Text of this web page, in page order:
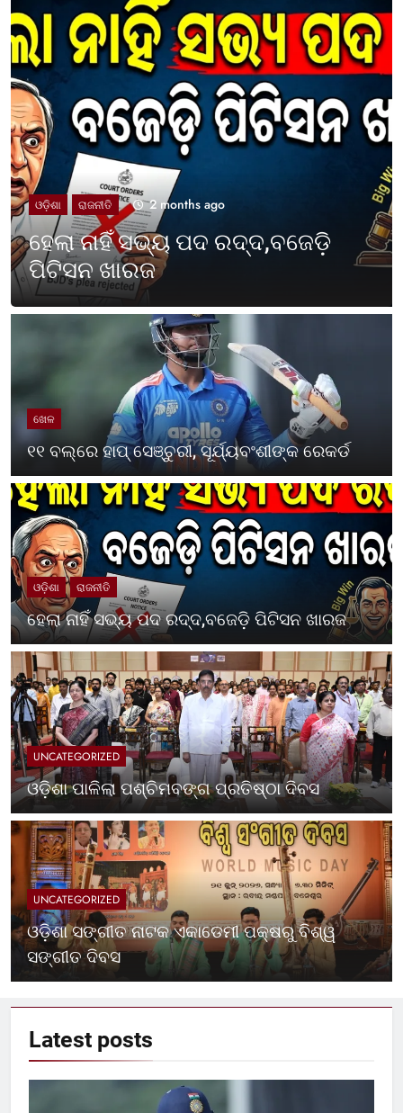
UNCATEGORIZED 2 months ago
ଓଡ଼ିଶା ପାଳିଲା ପଶ୍ଚିମବଙ୍ଗ
ପ୍ରତିଷ୍ଠା ଦିବସ
ଖେଳ
୧୧ ବଲ୍‌ରେ ହାପ୍ ସେଞ୍ଚୁରୀ, ସୂର୍ଯ୍ୟବଂଶୀଙ୍କ ରେକର୍ଡ
ଓଡ଼ିଶା ରାଜନୀତି
ହେଲା ନାହିଁ ସଭ୍ୟ ପଦ ରଦ୍ଦ,ବଜେଡ଼ି ପିଟିସନ ଖାରଜ
UNCATEGORIZED
ଓଡ଼ିଶା ପାଳିଲା ପଶ୍ଚିମବଙ୍ଗ ପ୍ରତିଷ୍ଠା ଦିବସ
UNCATEGORIZED
ଓଡ଼ିଶା ସଙ୍ଗୀତ ନାଟକ ଏକାଡେମୀ ପକ୍ଷରୁ ବିଶ୍ୱ
ସଙ୍ଗୀତ ଦିବସ
Latest posts